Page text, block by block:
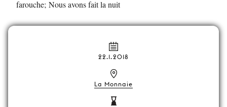
farouche; Nous avons fait la nuit
22.1.2018
La Monnaie